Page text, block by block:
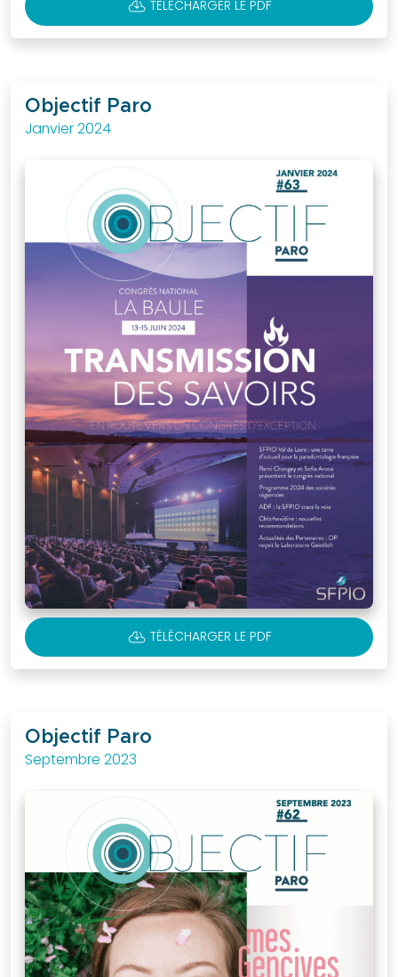
CLOUD_DOWNLOAD TÉLÉCHARGER LE PDF
Objectif Paro
Janvier 2024
CLOUD_DOWNLOAD TÉLÉCHARGER LE PDF
Objectif Paro
Septembre 2023